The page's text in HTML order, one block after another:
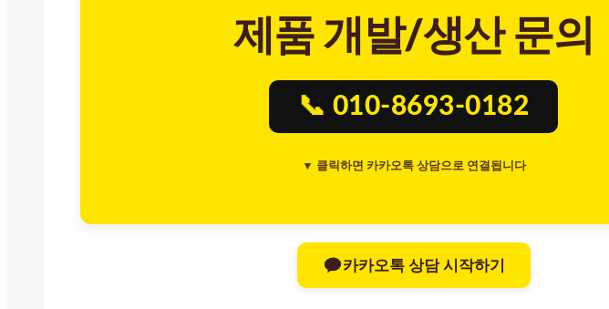
제품 개발/생산 문의
📞 010-8693-0182
▼ 클릭하면 카카오톡 상담으로 연결됩니다
카카오톡 상담 시작하기